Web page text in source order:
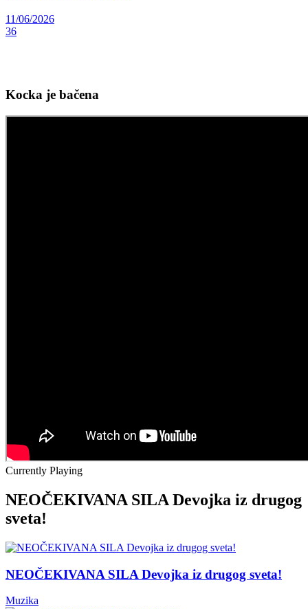
11/06/2026
36
Kocka je bačena
Currently Playing
NEOČEKIVANA SILA Devojka iz drugog
sveta!
NEOČEKIVANA SILA Devojka iz drugog sveta!
Muzika